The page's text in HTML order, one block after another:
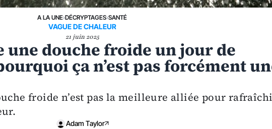
A LA UNE›DÉCRYPTAGES›SANTÉ
VAGUE DE CHALEUR
21 juin 2025
une douche froide un jour de
ça n’est pas forcément
froide n’est pas la meilleure alliée pour
Adam Taylor